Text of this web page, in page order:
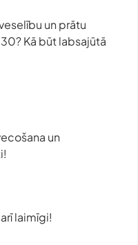
un prātu
Kā būt labsajūtā
un
laimīgi!